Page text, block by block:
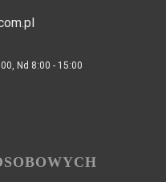
Nd 8:00 - 15:00